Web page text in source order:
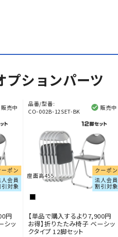
プションパーツ
販売中
ーポン
人会員
引対象
円
シッ
品番/型番:
CO-002B-12SET-BK
販売中
クーポン
法人会員
割引対象
座面高455
【単品で購入するより7,900円
お得】折りたたみ椅子 ベーシッ
クタイプ 12脚セット